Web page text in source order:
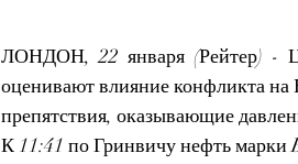
ЛОНДОН, 22 января (Рейтер) -
оценивают влияние конфликта
препятствия, оказывающие
К 11:41 по Гринвичу нефть марки